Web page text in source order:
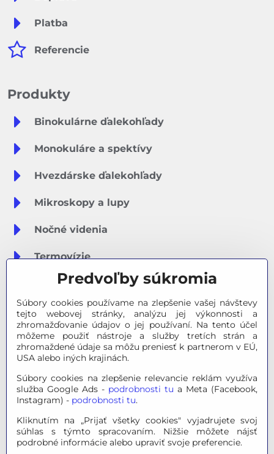
Platba
Referencie
Produkty
Binokulárne ďalekohľady
Monokuláre a spektívy
Hvezdárske ďalekohľady
Mikroskopy a lupy
Nočné videnia
Termovízie
Meteostanice
Značky
Výpredaj
Tipy na darčeky
Poradňa - Ako si vybrať
© 2026 OPTINO s.r.o., všetky práva vyhradené. Všetky logá a
Predvoľby súkromia
Súbory cookies používame na zlepšenie vašej návštevy
tejto webovej stránky, analýzu jej výkonnosti a
zhromažďovanie údajov o jej používaní. Na tento účel
môžeme použiť nástroje a služby tretích strán a
zhromaždené údaje sa môžu preniesť k partnerom v EÚ,
USA alebo iných krajinách.
Súbory cookies na zlepšenie relevancie reklám využíva
služba Google Ads - podrobnosti tu a Meta (Facebook,
Instagram) - podrobnosti tu.
Kliknutím na „Prijať všetky cookies" vyjadrujete svoj
súhlas s týmto spracovaním. Nižšie môžete nájsť
podrobné informácie alebo upraviť svoje preferencie.